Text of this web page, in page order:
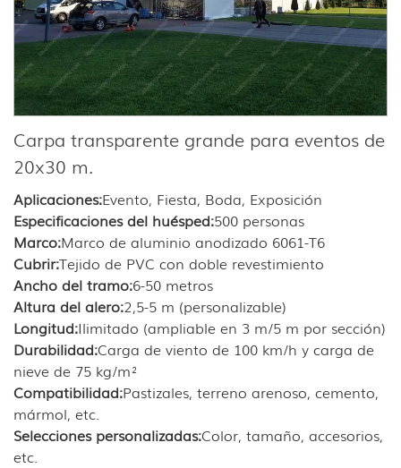
Carpa transparente grande para eventos de
20x30 m.
Aplicaciones:Evento, Fiesta, Boda, Exposición
Especificaciones del huésped:500 personas
Marco:Marco de aluminio anodizado 6061-T6
Cubrir:Tejido de PVC con doble revestimiento
Ancho del tramo:6-50 metros
Altura del alero:2,5-5 m (personalizable)
Longitud:Ilimitado (ampliable en 3 m/5 m por sección)
Durabilidad:Carga de viento de 100 km/h y carga de
nieve de 75 kg/m²
Compatibilidad:Pastizales, terreno arenoso, cemento,
mármol, etc.
Selecciones personalizadas:Color, tamaño, accesorios,
etc.